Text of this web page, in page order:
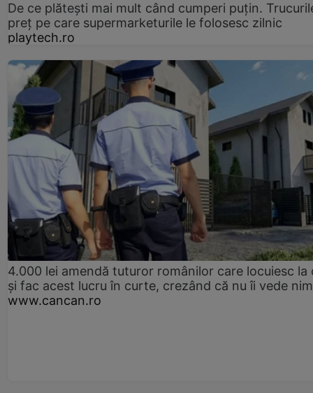
De ce plătești mai mult când cumperi puțin.
preț pe care supermarketurile le folosesc zilnic
playtech.ro
4.000 lei amendă tuturor românilor care locuiesc la
și fac acest lucru în curte, crezând că nu îi vede
www.cancan.ro